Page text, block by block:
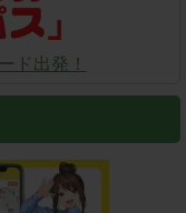
ド出発！